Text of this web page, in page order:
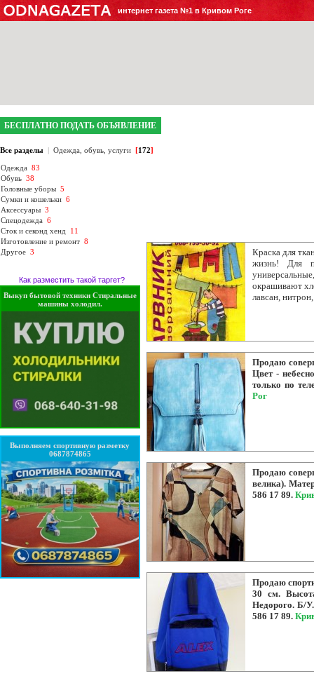
интернет газета №1 в Кривом Роге
БЕСПЛАТНО ПОДАТЬ ОБЪЯВЛЕНИЕ
Все разделы | Одежда, обувь, услуги [172]
Одежда 83
Обувь 38
Головные уборы 5
Сумки и кошельки 6
Аксессуары 3
Спецодежда 6
Сток и секонд хенд
11
Изготовление и ремонт 8
Другое 3
Как разместить такой таргет?
Выкуп бытовой техники Стиральные
машины холодил.
Выполняем спортивную разметку
0687874865
Краска для
жизнь! Для
окрашивают
лавсан,
Продаю
Цвет -
только по
Рог
Продаю
велика).
586 17 89.
Продаю
30 см.
Недорого. Б/
586 17 89.